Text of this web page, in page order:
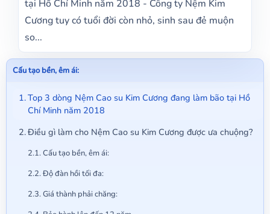
tại Hồ Chí Minh năm 2018 - Công ty Nệm Kim
Cương tuy có tuổi đời còn nhỏ, sinh sau đẻ muộn
so...
Cấu tạo bền, êm ái:
Top 3 dòng Nệm Cao su Kim Cương đang làm bão tại Hồ
Chí Minh năm 2018
Điều gì làm cho Nệm Cao su Kim Cương được ưa chuộng?
Cấu tạo bền, êm ái:
Độ đàn hồi tối đa:
Giá thành phải chăng: